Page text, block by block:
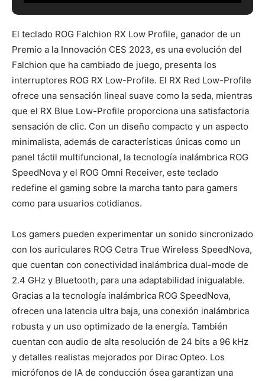
El teclado ROG Falchion RX Low Profile, ganador de un
Premio a la Innovación CES 2023, es una evolución del
Falchion que ha cambiado de juego, presenta los
interruptores ROG RX Low-Profile. El RX Red Low-Profile
ofrece una sensación lineal suave como la seda, mientras
que el RX Blue Low-Profile proporciona una satisfactoria
sensación de clic. Con un diseño compacto y un aspecto
minimalista, además de características únicas como un
panel táctil multifuncional, la tecnología inalámbrica ROG
SpeedNova y el ROG Omni Receiver, este teclado
redefine el gaming sobre la marcha tanto para gamers
como para usuarios cotidianos.
Los gamers pueden experimentar un sonido sincronizado
con los auriculares ROG Cetra True Wireless SpeedNova,
que cuentan con conectividad inalámbrica dual-mode de
2.4 GHz y Bluetooth, para una adaptabilidad inigualable.
Gracias a la tecnología inalámbrica ROG SpeedNova,
ofrecen una latencia ultra baja, una conexión inalámbrica
robusta y un uso optimizado de la energía. También
cuentan con audio de alta resolución de 24 bits a 96 kHz
y detalles realistas mejorados por Dirac Opteo. Los
micrófonos de IA de conducción ósea garantizan una